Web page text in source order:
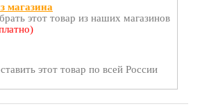
магазина
этот товар из наших магазинов
этот товар по всей России